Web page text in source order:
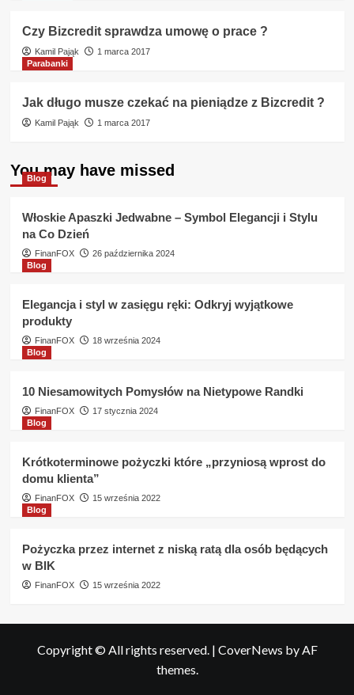
Czy Bizcredit sprawdza umowę o prace ?
Kamil Pająk
1 marca 2017
Parabanki
Jak długo musze czekać na pieniądze z Bizcredit ?
Kamil Pająk 1 marca 2017
You may have missed
Blog
Włoskie Apaszki Jedwabne – Symbol Elegancji i Stylu
na Co Dzień
FinanFOX
26 października 2024
Blog
Elegancja i styl w zasięgu ręki: Odkryj wyjątkowe
produkty
FinanFOX
18 września 2024
Blog
10 Niesamowitych Pomysłów na Nietypowe Randki
FinanFOX
17 stycznia 2024
Blog
Krótkoterminowe pożyczki które „przyniosą wprost do
domu klienta”
FinanFOX
15 września 2022
Blog
Pożyczka przez internet z niską ratą dla osób będących
w BIK
FinanFOX 15 września 2022
Copyright © All rights reserved. | CoverNews by AF
themes.